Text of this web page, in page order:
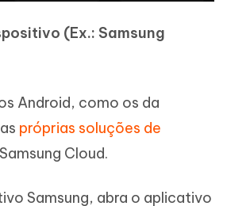
(Ex.: Samsung
Android, como os da
próprias soluções de
Cloud.
Samsung, abra o aplicativo